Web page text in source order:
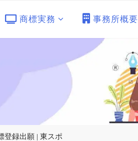
商標実務 事務所概要
登録出願 | 東スポ